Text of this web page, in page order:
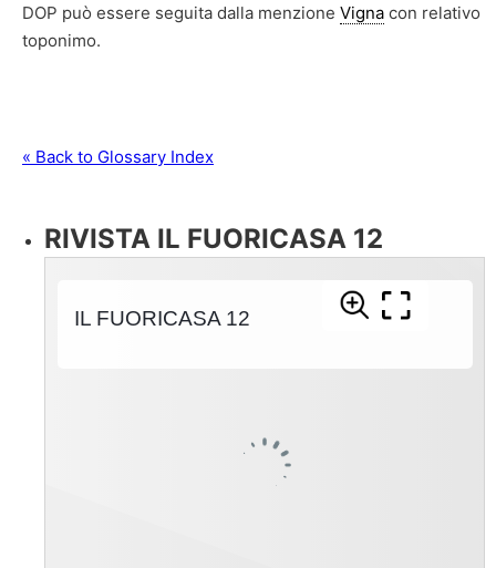
DOP può essere seguita dalla menzione Vigna con relativo
toponimo.
« Back to Glossary Index
RIVISTA IL FUORICASA 12